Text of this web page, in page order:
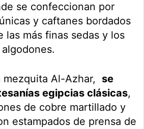
se confeccionan por
y caftanes bordados
las más finas sedas y los
mezquita Al-Azhar, se
egipcias clásicas,
de cobre martillado y
estampados de prensa de